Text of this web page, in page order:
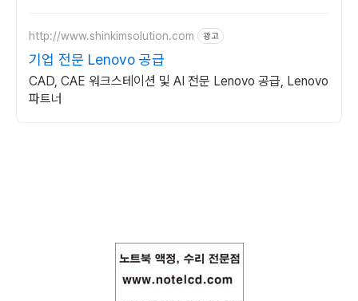
http://www.shinkimsolution.com 광고
기업 전문 Lenovo 공급
CAD, CAE 워크스테이션 및 AI 전문 Lenovo 공급, Lenovo
파트너